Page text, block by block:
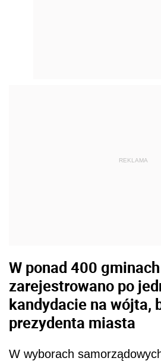
REKLAMA
W ponad 400 gminach
zarejestrowano po
kandydacie na wójta,
prezydenta miasta
W wyborach